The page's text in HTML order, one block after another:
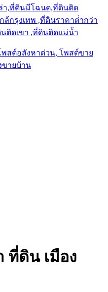
า,ที่ดินมีโฉนด,ที่ดินติด
กรุงเทพ ,ที่ดินราคาต่ํากว่า
ติดเขา ,ที่ดินติดแม่น้ำ
สต์อสังหาด่วน, โพสต์ขาย
ขายบ้าน
ที่ดิน เมือง